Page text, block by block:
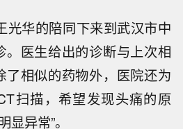
光华的陪同下来到武汉市中
。医生给出的诊断与上次相
了相似的药物外，医院还为
扫描，希望发现头痛的原
异常”。